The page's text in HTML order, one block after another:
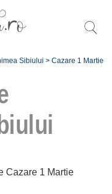
Sibiului > Cazare 1 Martie
Cazare 1 Martie